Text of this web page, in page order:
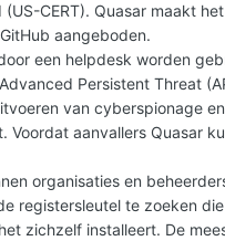
(US-CERT). Quasar maakt
aangeboden.
een helpdesk worden
Persistent Threat
van cyberspionage
Voordat aanvallers Quasar
organisaties en
registersleutel te zoeken
zichzelf installeert. De